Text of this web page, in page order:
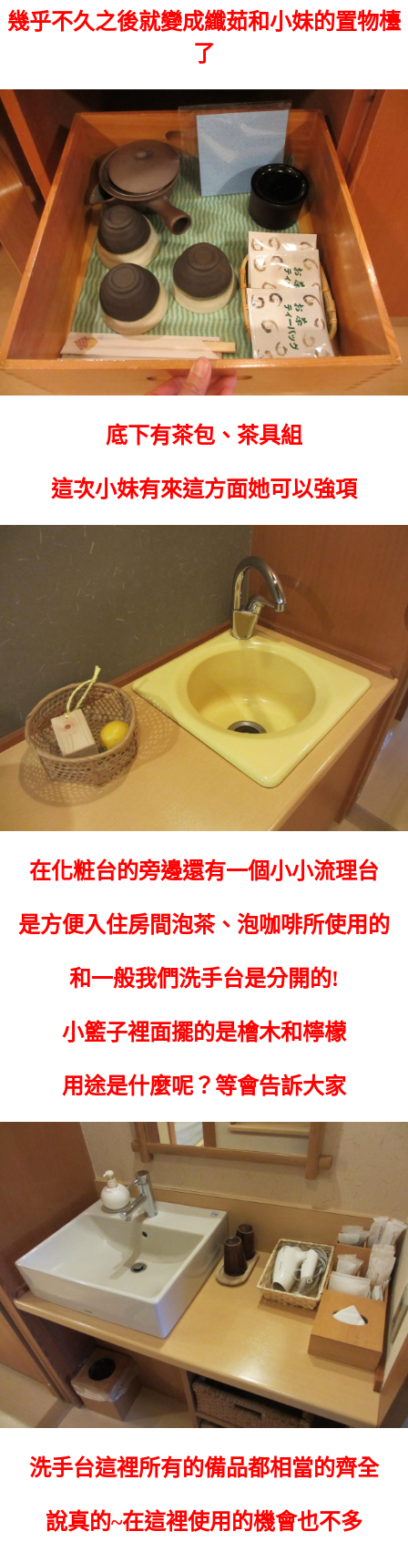
幾乎不久之後就變成纖茹和小妹的置物檯
了
底下有茶包、茶具組
這次小妹有來這方面她可以強項
在化粧台的旁邊還有一個小小流理台
是方便入住房間泡茶、泡咖啡所使用的
和一般我們洗手台是分開的!
小籃子裡面擺的是檜木和檸檬
用途是什麼呢？等會告訴大家
洗手台這裡所有的備品都相當的齊全
說真的~在這裡使用的機會也不多